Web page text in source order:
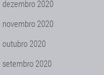
dezembro 2020
novembro 2020
outubro 2020
setembro 2020